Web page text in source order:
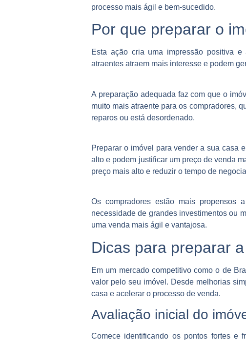
processo mais ágil e bem-sucedido.
Por que preparar o
Esta ação cria uma impressão positiva
atraentes atraem mais interesse e podem
A preparação adequada faz com que o
muito mais atraente para os compradores,
reparos ou está desordenado.
Preparar o imóvel para vender a sua casa
alto e podem justificar um preço de venda
preço mais alto e reduzir o tempo de
Os compradores estão mais propensos
necessidade de grandes investimentos ou
uma venda mais ágil e vantajosa.
Dicas para preparar
Em um mercado competitivo como o de
valor pelo seu imóvel. Desde melhorias
casa e acelerar o processo de venda.
Avaliação inicial do
Comece identificando os pontos fortes e